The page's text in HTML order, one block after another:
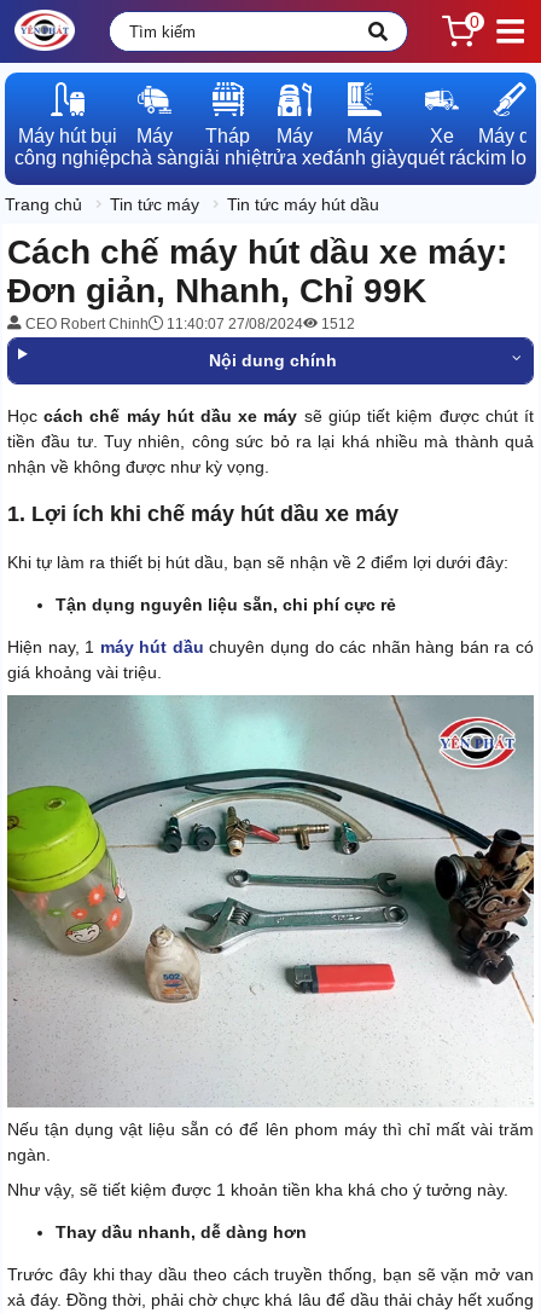
0
Máy hút bụi
công nghiệp
Máy
chà sàn
Tháp
giải nhiệt
Máy
rửa xe
Máy
đánh giày
Xe
quét rác
Máy dò
kim loại
Trang chủ Tin tức máy Tin tức máy hút dầu
Cách chế máy hút dầu xe máy:
Đơn giản, Nhanh, Chỉ 99K
CEO Robert Chinh 11:40:07 27/08/2024 1512
Nội dung chính
Học cách chế máy hút dầu xe máy sẽ giúp tiết kiệm được chút ít
tiền đầu tư. Tuy nhiên, công sức bỏ ra lại khá nhiều mà thành quả
nhận về không được như kỳ vọng.
1. Lợi ích khi chế máy hút dầu xe máy
Khi tự làm ra thiết bị hút dầu, bạn sẽ nhận về 2 điểm lợi dưới đây:
Tận dụng nguyên liệu sẵn, chi phí cực rẻ
Hiện nay, 1 máy hút dầu chuyên dụng do các nhãn hàng bán ra có
giá khoảng vài triệu.
Nếu tận dụng vật liệu sẵn có để lên phom máy thì chỉ mất vài trăm
ngàn.
Như vậy, sẽ tiết kiệm được 1 khoản tiền kha khá cho ý tưởng này.
Thay dầu nhanh, dễ dàng hơn
Trước đây khi thay dầu theo cách truyền thống, bạn sẽ vặn mở van
xả đáy. Đồng thời, phải chờ chực khá lâu để dầu thải chảy hết xuống